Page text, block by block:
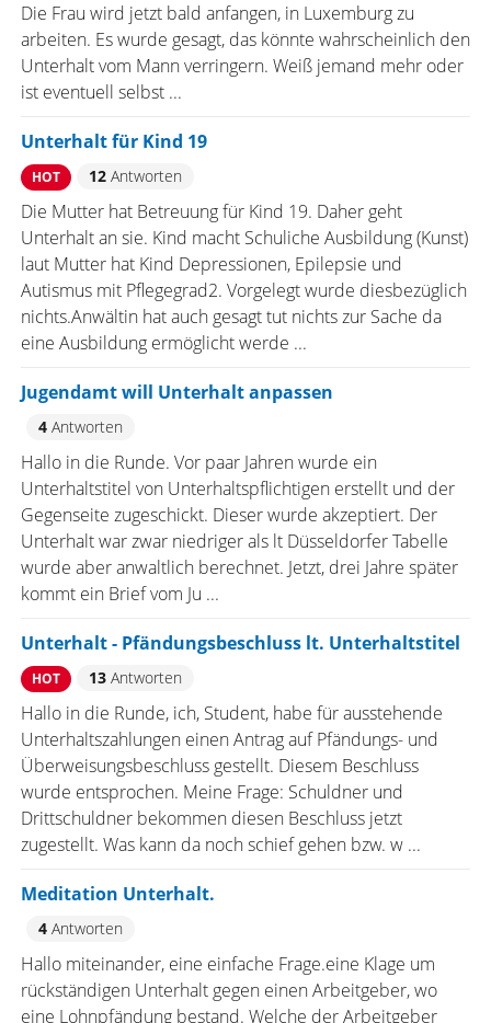
Die Frau wird jetzt bald anfangen, in Luxemburg zu
arbeiten. Es wurde gesagt, das könnte wahrscheinlich den
Unterhalt vom Mann verringern. Weiß jemand mehr oder
ist eventuell selbst ...
Unterhalt für Kind 19
HOT 12Antworten
Die Mutter hat Betreuung für Kind 19. Daher geht
Unterhalt an sie. Kind macht Schuliche Ausbildung (Kunst)
laut Mutter hat Kind Depressionen, Epilepsie und
Autismus mit Pflegegrad2. Vorgelegt wurde diesbezüglich
nichts.Anwältin hat auch gesagt tut nichts zur Sache da
eine Ausbildung ermöglicht werde ...
Jugendamt will Unterhalt anpassen
4Antworten
Hallo in die Runde. Vor paar Jahren wurde ein
Unterhaltstitel von Unterhaltspflichtigen erstellt und der
Gegenseite zugeschickt. Dieser wurde akzeptiert. Der
Unterhalt war zwar niedriger als lt Düsseldorfer Tabelle
wurde aber anwaltlich berechnet. Jetzt, drei Jahre später
kommt ein Brief vom Ju ...
Unterhalt - Pfändungsbeschluss lt. Unterhaltstitel
HOT 13Antworten
Hallo in die Runde, ich, Student, habe für ausstehende
Unterhaltszahlungen einen Antrag auf Pfändungs- und
Überweisungsbeschluss gestellt. Diesem Beschluss
wurde entsprochen. Meine Frage: Schuldner und
Drittschuldner bekommen diesen Beschluss jetzt
zugestellt. Was kann da noch schief gehen bzw. w ...
Meditation Unterhalt.
4Antworten
Hallo miteinander, eine einfache Frage.eine Klage um
rückständigen Unterhalt gegen einen Arbeitgeber, wo
eine Lohnpfändung bestand. Welche der Arbeitgeber